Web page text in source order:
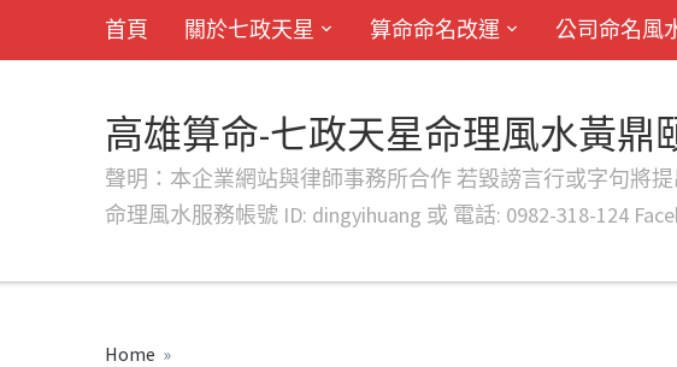
首頁 關於七政天星 算命命名改運 公司命名風
高雄算命-七政天星命理風水黃鼎
聲明：本企業網站與律師事務所合作 若毀謗言行或字句將提
命理風水服務帳號 ID: dingyihuang 或 電話: 0982-318-124
Home »